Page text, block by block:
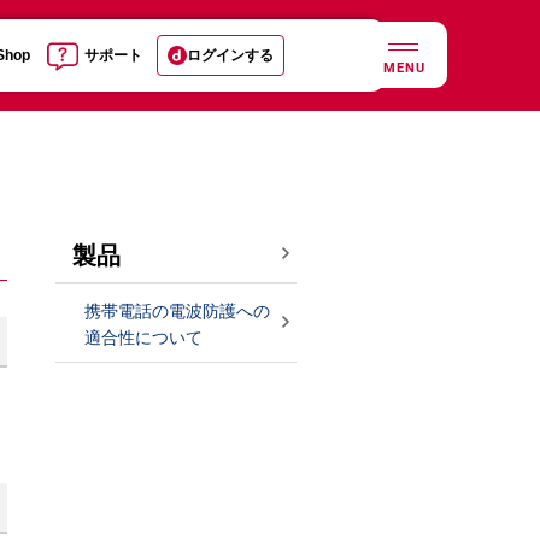
サポート ログインする
MENU
製品
携帯電話の電波防護への
適合性について